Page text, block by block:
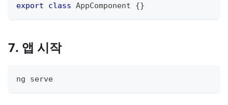
export
class AppComponent {}
7. 앱 시작
ng serve